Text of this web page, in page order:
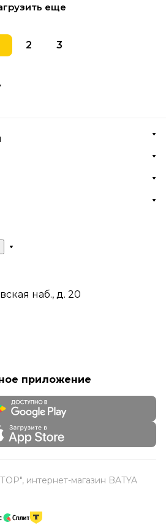
еще
2 3
наб., д. 20
приложение
интернет-магазин BATYA